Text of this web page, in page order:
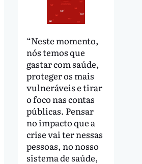
“Neste momento,
nós temos que
gastar com saúde,
proteger os mais
vulneráveis e tirar
o foco nas contas
públicas. Pensar
no impacto que a
crise vai ter nessas
pessoas, no nosso
sistema de saúde,